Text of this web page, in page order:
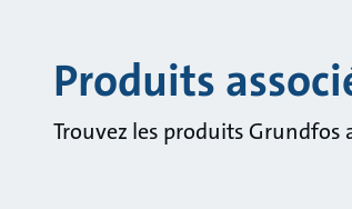
Produits
Trouvez les produits Grundfos